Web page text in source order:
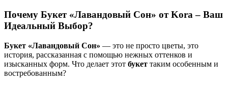
Почему Букет «Лавандовый Сон» от Kora – Ваш
Идеальный Выбор?
Букет «Лавандовый Сон» — это не просто цветы, это
история, рассказанная с помощью нежных оттенков и
изысканных форм. Что делает этот букет таким особенным и
востребованным?